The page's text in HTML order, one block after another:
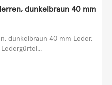
dunkelbraun 40 mm
dunkelbraun 40 mm Leder,